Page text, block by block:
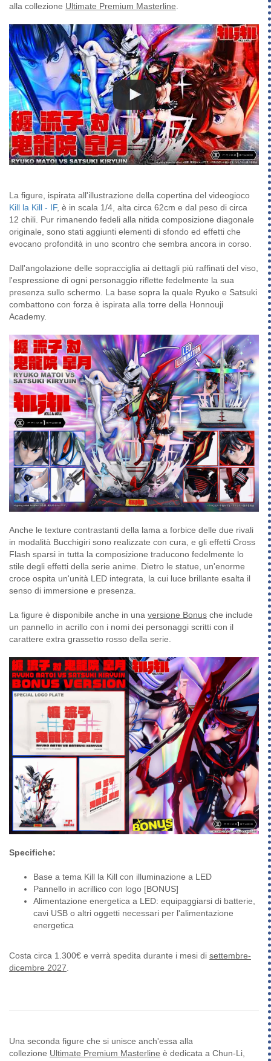
alla collezione Ultimate Premium Masterline
La figure, ispirata all'illustrazione della copertina del videogioco
Kill la Kill - IF, è in scala 1/4, alta circa 62cm e dal peso di circa
12 chili. Pur rimanendo fedeli alla nitida composizione diagonale
originale, sono stati aggiunti elementi di sfondo ed effetti che
evocano profondità in uno scontro che sembra ancora in corso.
Dall'angolazione delle sopracciglia ai dettagli più raffinati del viso,
l'espressione di ogni personaggio riflette fedelmente la sua
presenza sullo schermo. La base sopra la quale Ryuko e Satsuki
combattono con forza è ispirata alla torre della Honnouji
Academy.
Anche le texture contrastanti della lama a forbice delle due rivali
in modalità Bucchigiri sono realizzate con cura, e gli effetti Cross
Flash sparsi in tutta la composizione traducono fedelmente lo
stile degli effetti della serie anime. Dietro le statue, un'enorme
croce ospita un'unità LED integrata, la cui luce brillante esalta il
senso di immersione e presenza.
La figure è disponibile anche in una versione Bonus che include
un pannello in acrillo con i nomi dei personaggi scritti con il
carattere extra grassetto rosso della serie.
Specifiche:
Base a tema Kill la Kill con illuminazione a LED
Pannello in acrillico con logo [BONUS]
Alimentazione energetica a LED: equipaggiarsi di batterie,
cavi USB o altri oggetti necessari per l'alimentazione
energetica
Costa circa 1.300€ e verrà spedita durante i mesi di settembre-
dicembre 2027
Una seconda figure che si unisce anch'essa alla
collezione Ultimate Premium Masterline è dedicata a Chun-Li,